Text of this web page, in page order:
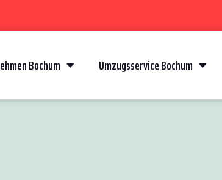
Bochum Umzugsservice Bochum